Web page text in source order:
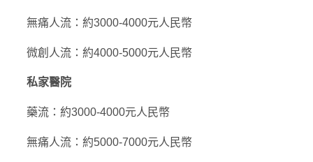
無痛人流：約3000-4000元人民幣
微創人流：約4000-5000元人民幣
私家醫院
藥流：約3000-4000元人民幣
無痛人流：約5000-7000元人民幣